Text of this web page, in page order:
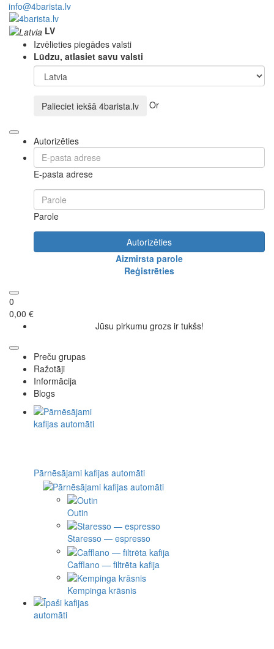
info@4barista.lv
LV
Izvēlieties piegādes valsti
Lūdzu, atlasiet savu valsti
Palieciet iekšā 4barista.lv Or
Autorizēties
E-pasta adrese
Parole
Autorizēties
Aizmirsta parole
Reģistrēties
0
0,00 €
Jūsu pirkumu grozs ir tukšs!
Preču grupas
Ražotāji
Informācija
Blogs
Pārnēsājami kafijas automāti
Outin
Staresso — espresso
Cafflano — filtrēta kafija
Kempinga krāsnis